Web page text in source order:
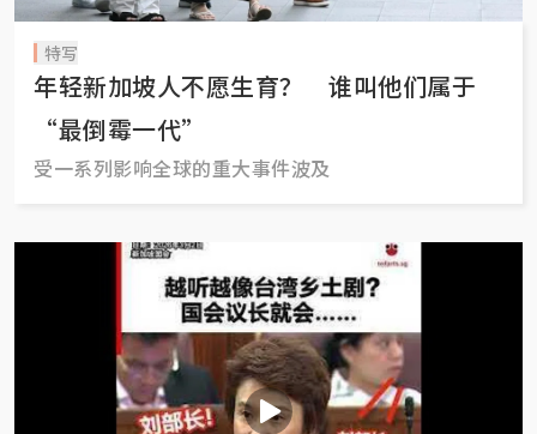
特写
年轻新加坡人不愿生育？ 谁叫他们属于
“最倒霉一代”
受一系列影响全球的重大事件波及